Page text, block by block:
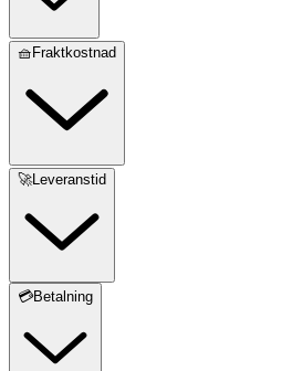
🧺Fraktkostnad
🚀Leveranstid
💳Betalning